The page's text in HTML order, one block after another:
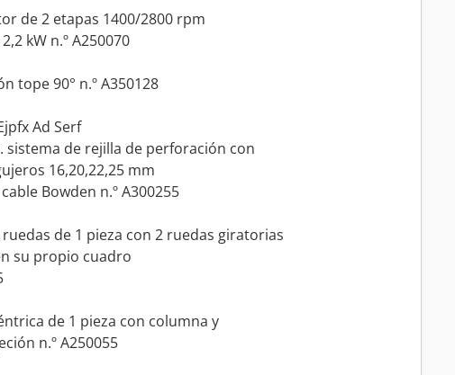
de 2 etapas 1400/2800 rpm
kW n.º A250070
tope 90° n.º A350128
Ad Serf
sistema de rejilla de perforación con
16,20,22,25 mm
Bowden n.º A300255
ruedas de 1 pieza con 2 ruedas giratorias
su propio cuadro
de 1 pieza con columna y
n.º A250055